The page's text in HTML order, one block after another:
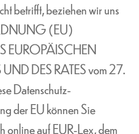
betrifft, beziehen wir uns
(EU)
EUROPÄISCHEN
DES RATES vom 27.
Datenschutz-
der EU können Sie
online auf EUR-Lex, dem